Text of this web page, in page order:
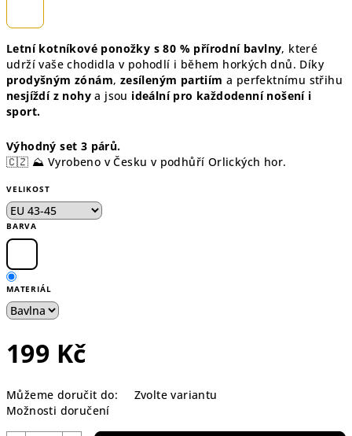
Letní kotníkové ponožky s 80 % přírodní bavlny, které
udrží vaše chodidla v pohodlí i během horkých dnů. Díky
prodyšným zónám, zesíleným partiím a perfektnímu střihu
nesjíždí z nohy a jsou ideální pro každodenní nošení i
sport.
Výhodný set 3 párů.
🇨🇿 ⛰️ Vyrobeno v Česku v podhůří Orlických hor.
VELIKOST
BARVA
MATERIÁL
199 Kč
cena:
Můžeme doručit do:
Zvolte variantu
Možnosti doručení